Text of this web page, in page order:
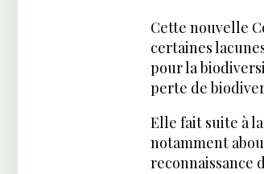
Cette nouvelle
certaines
pour la
perte de
Elle fait suite à
notamment
reconnaissance